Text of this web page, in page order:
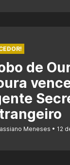
de
Meneses 12